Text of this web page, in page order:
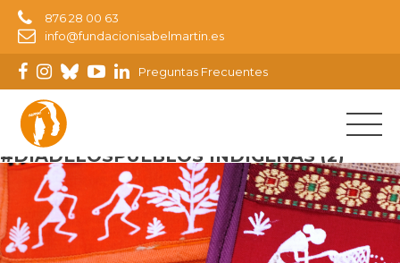
876 28 00 63
info@fundacionisabelmartin.es
Preguntas Frecuentes
Imagen anterior
#DÍADELOSPUEBLOS INDÍGENAS (2)